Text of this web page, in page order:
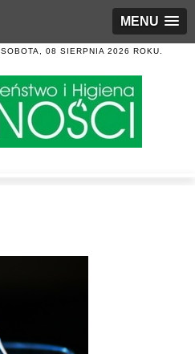
MENU
SOBOTA, 08 SIERPNIA 2026 ROKU.